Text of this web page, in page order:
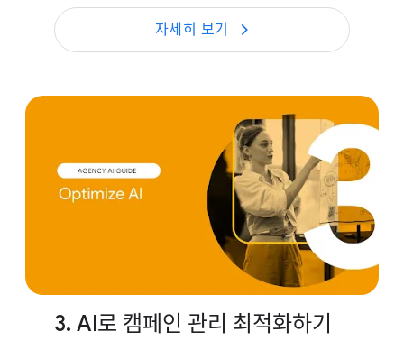
자세히 보기
3. AI로 캠페인 관리 최적화하기